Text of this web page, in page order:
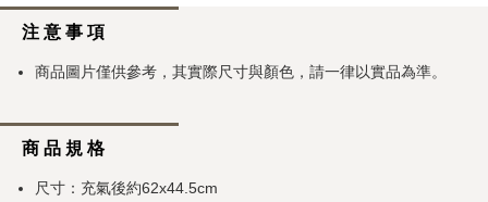
注 意 事 項
商品圖片僅供參考，其實際尺寸與顏色，請一律以實品為準。
商 品 規 格
尺寸：充氣後約62x44.5cm